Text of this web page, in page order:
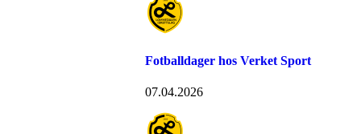
Fotballdager hos Verket Sport
07.04.2026